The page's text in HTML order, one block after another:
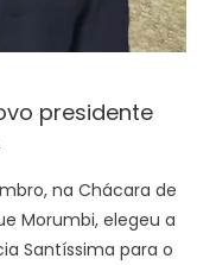
presidente
na Chácara de
Morumbi, elegeu a
Santíssima para o